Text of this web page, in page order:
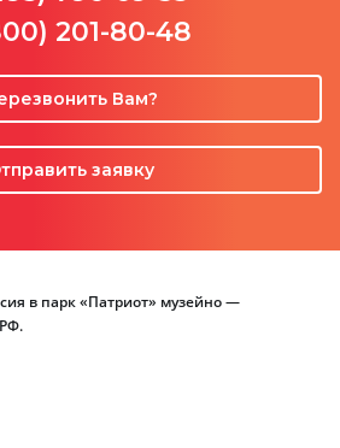
201-80-48
Вам?
заявку
в парк «Патриот» музейно —